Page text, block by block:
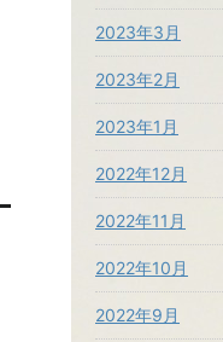
2023年3月
2023年2月
2023年1月
2022年12月
2022年11月
2022年10月
2022年9月